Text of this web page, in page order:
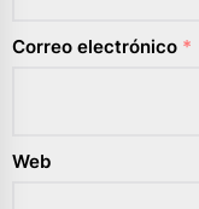
Correo electrónico *
Web